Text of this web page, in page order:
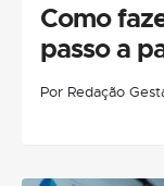
Como
passo a
Por Redação